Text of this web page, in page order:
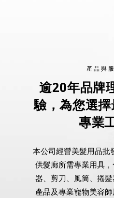
產品與
逾20年品牌
驗，為您選
專業
本公司經營美髮用品批
供髮廊所需專業用具
器、剪刀、風筒、捲
產品及專業寵物美容